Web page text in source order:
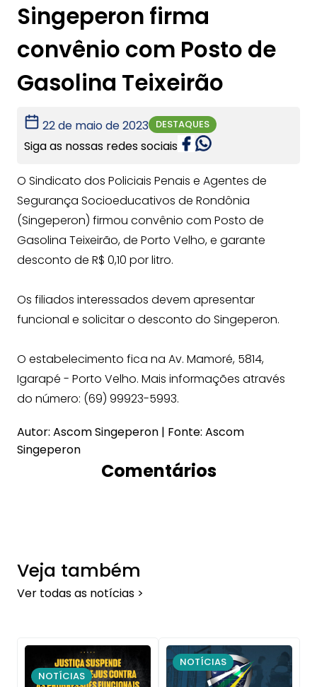
Singeperon firma
convênio com Posto de
Gasolina Teixeirão
22 de maio de 2023 DESTAQUES
Siga as nossas redes sociais
O Sindicato dos Policiais Penais e Agentes de
Segurança Socioeducativos de Rondônia
(Singeperon) firmou convênio com Posto de
Gasolina Teixeirão, de Porto Velho, e garante
desconto de R$ 0,10 por litro.
Os filiados interessados devem apresentar
funcional e solicitar o desconto do Singeperon.
O estabelecimento fica na Av. Mamoré, 5814,
Igarapé - Porto Velho. Mais informações através
do número: (69) 99923-5993.
Autor: Ascom Singeperon | Fonte: Ascom
Singeperon
Comentários
Veja também
Ver todas as notícias >
NOTÍCIAS
NOTÍCIAS